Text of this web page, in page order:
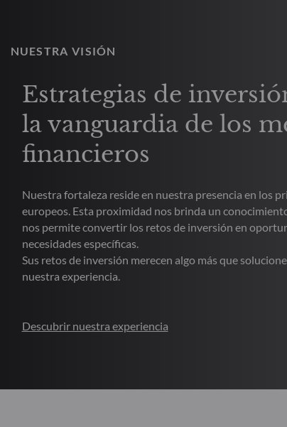
NUESTRA VISIÓN
Estrategias de
la vanguardia de los
financieros
Nuestra fortaleza reside en nuestra presencia en los
europeos. Esta proximidad nos brinda un
nos permite convertir los retos de inversión en
necesidades específicas.
Sus retos de inversión merecen algo más que
nuestra experiencia.
Descubrir nuestra experiencia